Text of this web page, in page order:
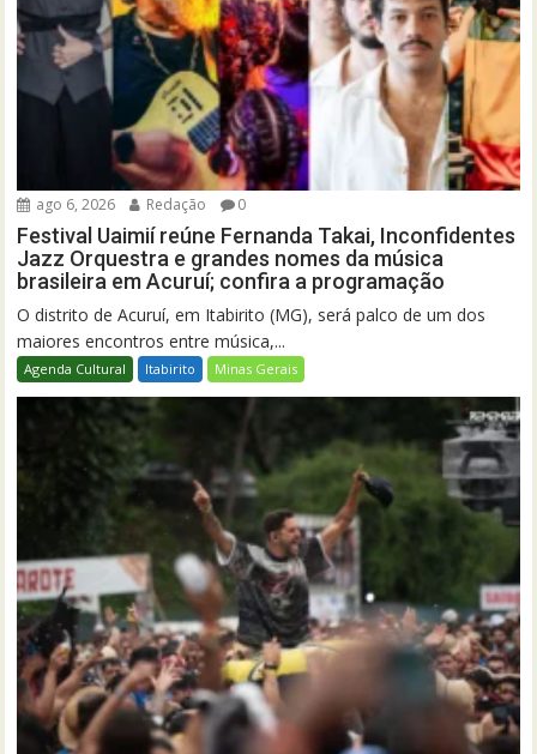
ago 6, 2026 Redação 0
Festival Uaimií reúne Fernanda Takai, Inconfidentes
Jazz Orquestra e grandes nomes da música
brasileira em Acuruí; confira a programação
O distrito de Acuruí, em Itabirito (MG), será palco de um dos
maiores encontros entre música,...
Agenda Cultural Itabirito Minas Gerais